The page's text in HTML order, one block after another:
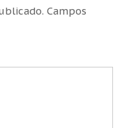
Campos